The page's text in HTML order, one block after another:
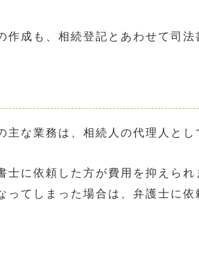
成も、相続登記とあわせて司法
な業務は、相続人の代理人とし
に依頼した方が費用を抑えら
てしまった場合は、弁護士に依